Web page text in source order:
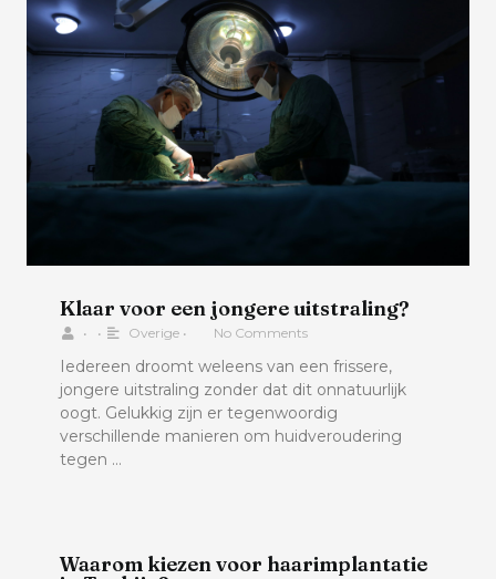
Klaar voor een jongere uitstraling?
• • Overige • No Comments
Iedereen droomt weleens van een frissere,
jongere uitstraling zonder dat dit onnatuurlijk
oogt. Gelukkig zijn er tegenwoordig
verschillende manieren om huidveroudering
tegen …
Waarom kiezen voor haarimplantatie